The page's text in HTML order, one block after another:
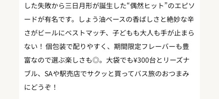
した失敗から三日月形が誕生した“偶然ヒット”のエピソ
ードが有名です。しょう油ベースの香ばしさと絶妙な辛
さがビールにベストマッチ、子どもも大人も手が止まら
ない！ 個包装で配りやすく、期間限定フレーバーも豊
富なので選ぶ楽しさも◎。大袋でも¥300台とリーズナ
ブル、SAや駅売店でサクッと買ってバス旅のおつまみ
にどうぞ！